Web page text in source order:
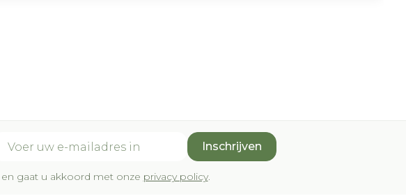
Inschrijven
gaat u akkoord met onze privacy policy.